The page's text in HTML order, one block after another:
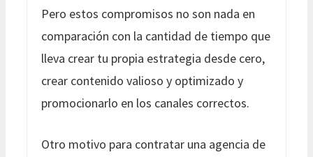
Pero estos compromisos no son nada en
comparación con la cantidad de tiempo que
lleva crear tu propia estrategia desde cero,
crear contenido valioso y optimizado y
promocionarlo en los canales correctos.
Otro motivo para contratar una agencia de